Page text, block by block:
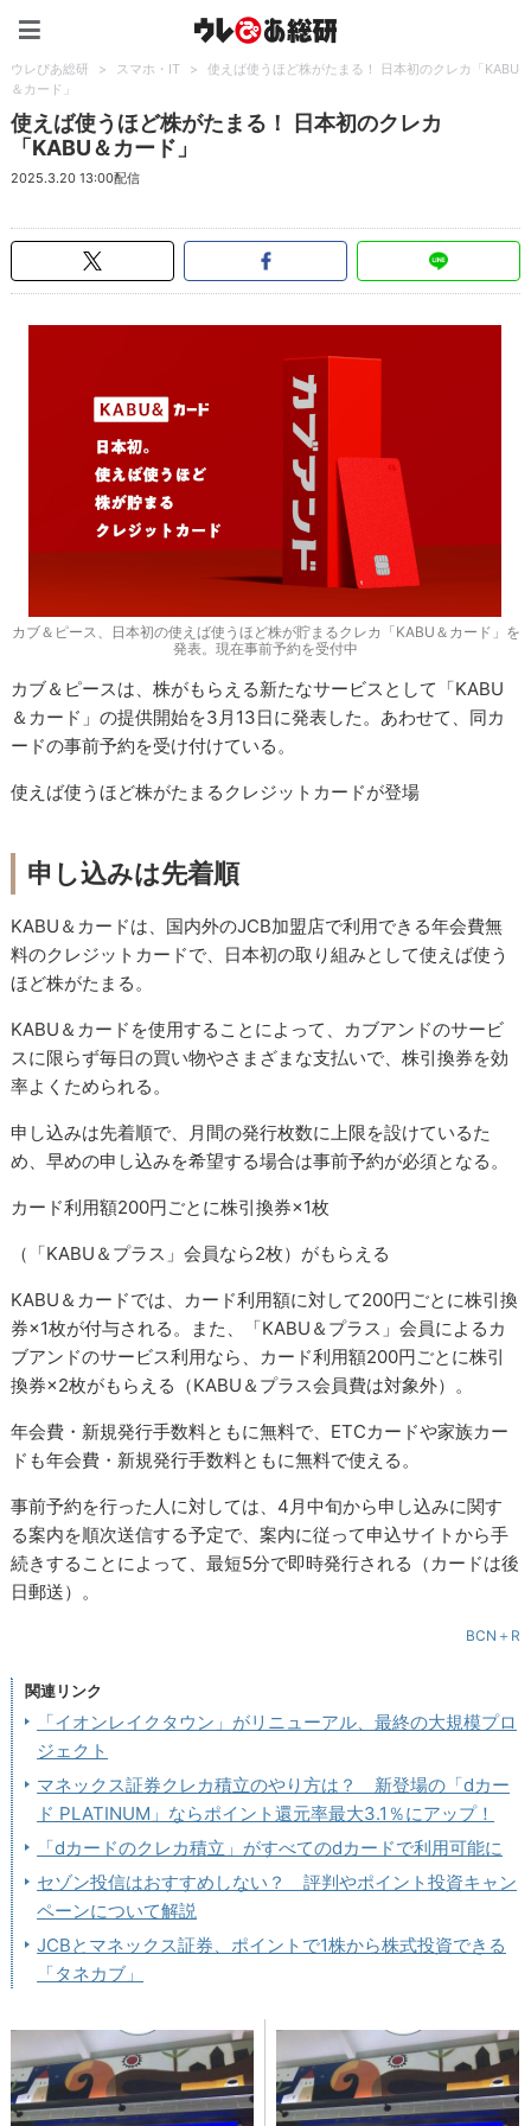
ウレぴあ総研 > スマホ・IT >
使えば使うほど株がたまる！ 日本初のクレカ「KABU
＆カード」
使えば使うほど株がたまる！ 日本初のクレカ
「KABU＆カード」
2025.3.20 13:00配信
カブ＆ピース、日本初の使えば使うほど株が貯まるクレカ「KABU＆カード」を
発表。現在事前予約を受付中
カブ＆ピースは、株がもらえる新たなサービスとして「KABU
＆カード」の提供開始を3月13日に発表した。あわせて、同カ
ードの事前予約を受け付けている。
使えば使うほど株がたまるクレジットカードが登場
申し込みは先着順
KABU＆カードは、国内外のJCB加盟店で利用できる年会費無
料のクレジットカードで、日本初の取り組みとして使えば使う
ほど株がたまる。
KABU＆カードを使用することによって、カブアンドのサービ
スに限らず毎日の買い物やさまざまな支払いで、株引換券を効
率よくためられる。
申し込みは先着順で、月間の発行枚数に上限を設けているた
め、早めの申し込みを希望する場合は事前予約が必須となる。
カード利用額200円ごとに株引換券×1枚
（「KABU＆プラス」会員なら2枚）がもらえる
KABU＆カードでは、カード利用額に対して200円ごとに株引換
券×1枚が付与される。また、「KABU＆プラス」会員によるカ
ブアンドのサービス利用なら、カード利用額200円ごとに株引
換券×2枚がもらえる（KABU＆プラス会員費は対象外）。
年会費・新規発行手数料ともに無料で、ETCカードや家族カー
ドも年会費・新規発行手数料ともに無料で使える。
事前予約を行った人に対しては、4月中旬から申し込みに関す
る案内を順次送信する予定で、案内に従って申込サイトから手
続きすることによって、最短5分で即時発行される（カードは後
日郵送）。
BCN＋R
関連リンク
「イオンレイクタウン」がリニューアル、最終の大規模プロ
ジェクト
マネックス証券クレカ積立のやり方は？ 新登場の「dカー
ド PLATINUM」ならポイント還元率最大3.1％にアップ！
「dカードのクレカ積立」がすべてのdカードで利用可能に
セゾン投信はおすすめしない？ 評判やポイント投資キャン
ペーンについて解説
JCBとマネックス証券、ポイントで1株から株式投資できる
「タネカブ」